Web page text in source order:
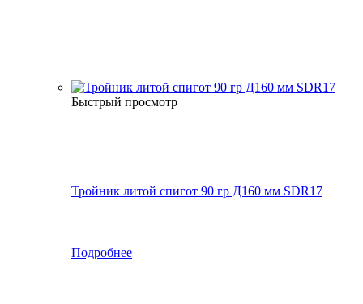
Быстрый просмотр
Тройник литой спигот 90 гр Д160 мм SDR17
Подробнее